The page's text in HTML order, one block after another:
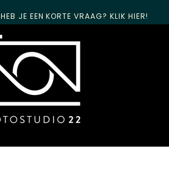
HEB JE EEN KORTE VRAAG? KLIK HIER!